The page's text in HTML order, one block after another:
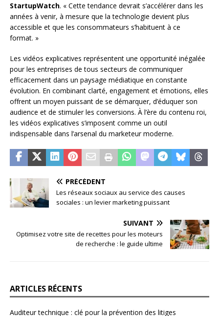
StartupWatch. « Cette tendance devrait s’accélérer dans les
années à venir, à mesure que la technologie devient plus
accessible et que les consommateurs s’habituent à ce
format. »
Les vidéos explicatives représentent une opportunité inégalée
pour les entreprises de tous secteurs de communiquer
efficacement dans un paysage médiatique en constante
évolution. En combinant clarté, engagement et émotions, elles
offrent un moyen puissant de se démarquer, d’éduquer son
audience et de stimuler les conversions. À l’ère du contenu roi,
les vidéos explicatives s’imposent comme un outil
indispensable dans l’arsenal du marketeur moderne.
PRÉCÉDENT
Les réseaux sociaux au service des causes
sociales : un levier marketing puissant
SUIVANT
Optimisez votre site de recettes pour les moteurs
de recherche : le guide ultime
ARTICLES RÉCENTS
Auditeur technique : clé pour la prévention des litiges